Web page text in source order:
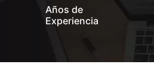
Años de
Experiencia